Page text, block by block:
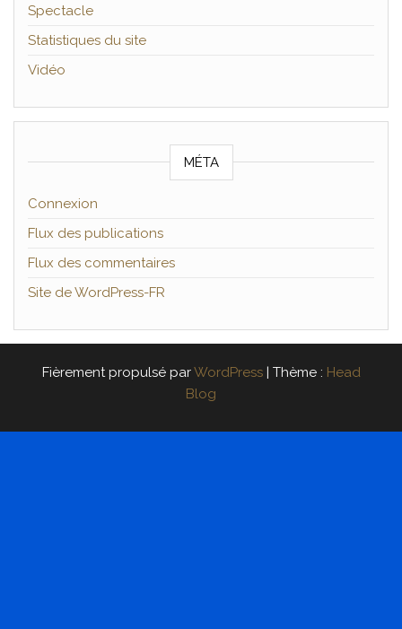
Spectacle
Statistiques du site
Vidéo
MÉTA
Connexion
Flux des publications
Flux des commentaires
Site de WordPress-FR
Fièrement propulsé parWordPress | Thème : Head
Blog